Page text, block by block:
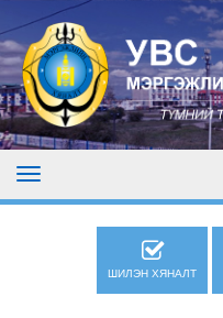
ШИЛЭН ХЯНАЛТ